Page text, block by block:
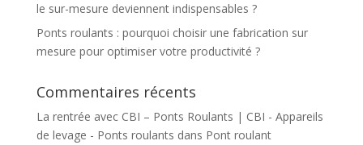
le sur-mesure deviennent indispensables ?
Ponts roulants : pourquoi choisir une fabrication sur
mesure pour optimiser votre productivité ?
Commentaires récents
La rentrée avec CBI – Ponts Roulants | CBI - Appareils
de levage - Ponts roulants dans Pont roulant